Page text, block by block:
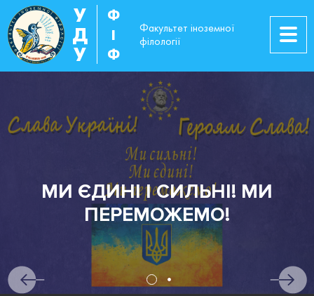
У
Д
У
Ф
І
Ф
Факультет іноземної
філології
МИ ЄДИНІ І СИЛЬНІ! МИ
ПЕРЕМОЖЕМО!